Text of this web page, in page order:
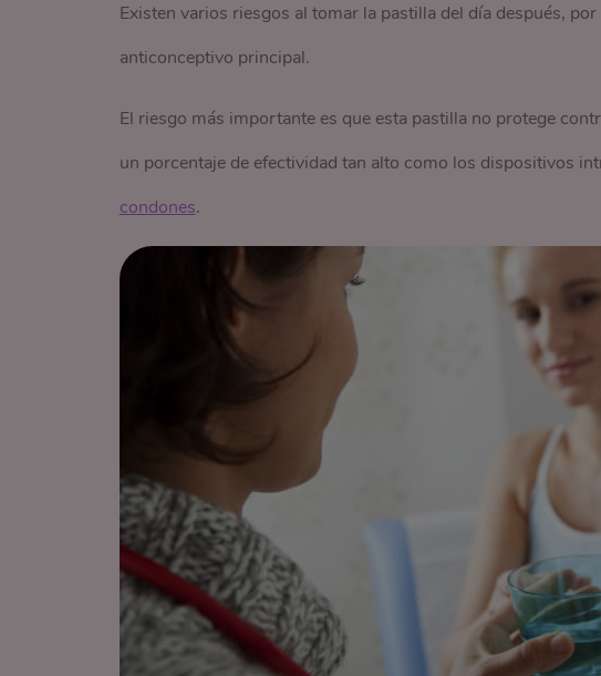
Existen varios riesgos al tomar la pastilla del día después,
anticonceptivo principal.
El riesgo más importante es que esta pastilla no protege
un porcentaje de efectividad tan alto como los dispositivos
condones.